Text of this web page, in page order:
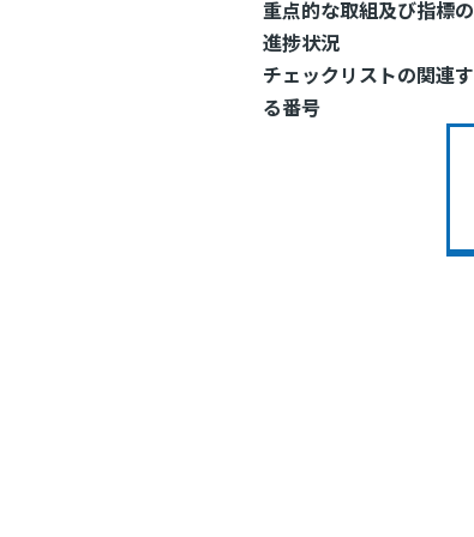
重点的な取組及び指標の
進捗状況
チェックリストの関連す
る番号